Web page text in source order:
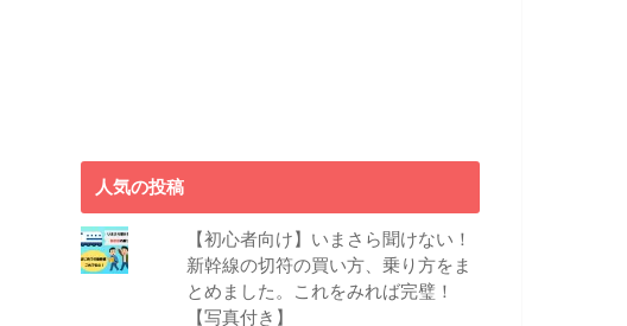
人気の投稿
【初心者向け】いまさら聞けない！
新幹線の切符の買い方、乗り方をま
とめました。これをみれば完璧！
【写真付き】